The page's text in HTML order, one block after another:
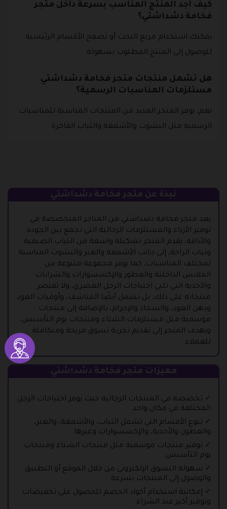
كيف أجد المنتج المناسب بسرعة داخل متجر
فخامة دشداشتي؟
يمكنك استخدام مربع البحث أو تصفح الأقسام الرئيسية
للوصول إلى المنتج المطلوب بسهولة.
هل تشمل منتجات متجر فخامة دشداشتي
مستلزمات المناسبات الرسمية؟
نعم، يوفر المتجر العديد من المنتجات المناسبة للمناسبات
الرسمية مثل البشوت والأشمغة والثياب الفاخرة.
نبذة عن متجر فخامة دشداشتي
يعد متجر فخامة دشداشتي من المتاجر المتخصصة في
توفير الأزياء والمستلزمات الرجالية التي تجمع بين الجودة
والأناقة، يقدم المتجر تشكيلة واسعة من الثياب الصيفية
وثياب الراحة، إلى جانب الأشمغة والغتر والبشوت المناسبة
لمختلف المناسبات، كما يوفر مجموعة متنوعة من
الملابس الداخلية والعطور والإكسسوارات والشرابات
والأحذية التي تلبي احتياجات الرجل العصري، ولا تقتصر
منتجاته على ذلك، بل تشمل أيضًا المناشف، وأوقيات العود
ودهن العود، والسجاد والإحرام، بالإضافة إلى منتجات
موسمية مثل مستلزمات الشتاء ومنتجات يوم التأسيس،
ويهدف المتجر إلى تقديم تجربة تسوق مريحة ومتكاملة
للعملاء.
مميزات متجر فخامة دشداشتي
تخصصه في المنتجات الرجالية حيث يوفر احتياجات الرجل
المختلفة في مكان واحد.
تنوع الأقسام التي تشمل الثياب، والأشمغة، والغتر،
والعطور، والأحذية، والإكسسوارات وغيرها.
توفير منتجات موسمية مثل منتجات الشتاء ومنتجات
يوم التأسيس.
سهولة التسوق الإلكتروني من خلال الموقع أو التطبيق
والوصول إلى المنتجات بسرعة.
إمكانية استخدام أكواد الخصم للحصول على تخفيضات
وتوفير أكبر عند الشراء.